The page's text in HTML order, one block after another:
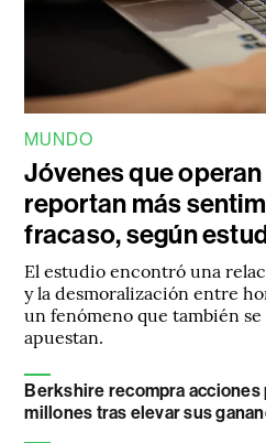
MUNDO
Jóvenes que
reportan más
fracaso, según
El estudio encontró una
y la desmoralización entre
un fenómeno que también
apuestan.
Berkshire recompra
millones tras elevar sus